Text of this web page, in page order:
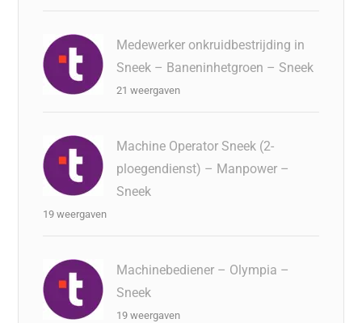
Medewerker onkruidbestrijding in
Sneek – Baneninhetgroen – Sneek
21 weergaven
Machine Operator Sneek (2-
ploegendienst) – Manpower –
Sneek
19 weergaven
Machinebediener – Olympia –
Sneek
19 weergaven